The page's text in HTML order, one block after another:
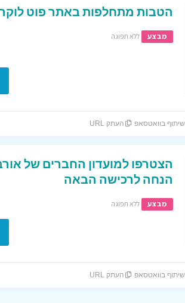
הטבות מתחלפות באתר פוט
מבצע ללא תפוגה
שיתוף בוואטסאפ העתק URL
הנחה לרכישה הבאה
מבצע ללא תפוגה
שיתוף בוואטסאפ העתק URL